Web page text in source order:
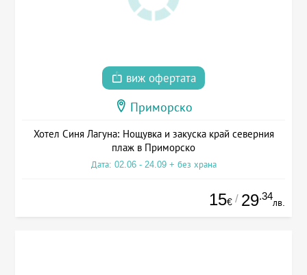
виж офертата
Приморско
Хотел Синя Лагуна: Нощувка и закуска край северния
плаж в Приморско
Дата: 02.06 - 24.09 + без храна
15€ / 29.34
лв.